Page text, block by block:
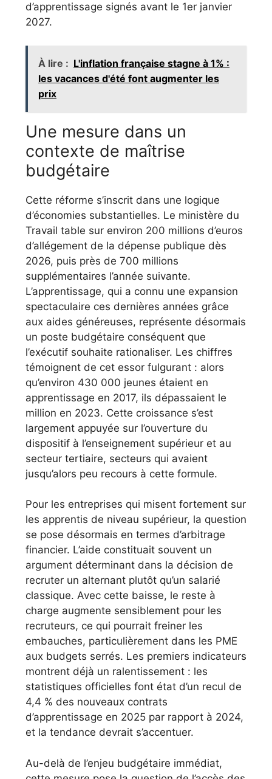
d’apprentissage signés avant le 1er janvier
2027.
À lire : L'inflation française stagne à 1% :
les vacances d'été font augmenter les
prix
Une mesure dans un
contexte de maîtrise
budgétaire
Cette réforme s’inscrit dans une logique
d’économies substantielles. Le ministère du
Travail table sur environ 200 millions d’euros
d’allégement de la dépense publique dès
2026, puis près de 700 millions
supplémentaires l’année suivante.
L’apprentissage, qui a connu une expansion
spectaculaire ces dernières années grâce
aux aides généreuses, représente désormais
un poste budgétaire conséquent que
l’exécutif souhaite rationaliser. Les chiffres
témoignent de cet essor fulgurant : alors
qu’environ 430 000 jeunes étaient en
apprentissage en 2017, ils dépassaient le
million en 2023. Cette croissance s’est
largement appuyée sur l’ouverture du
dispositif à l’enseignement supérieur et au
secteur tertiaire, secteurs qui avaient
jusqu’alors peu recours à cette formule.
Pour les entreprises qui misent fortement sur
les apprentis de niveau supérieur, la question
se pose désormais en termes d’arbitrage
financier. L’aide constituait souvent un
argument déterminant dans la décision de
recruter un alternant plutôt qu’un salarié
classique. Avec cette baisse, le reste à
charge augmente sensiblement pour les
recruteurs, ce qui pourrait freiner les
embauches, particulièrement dans les PME
aux budgets serrés. Les premiers indicateurs
montrent déjà un ralentissement : les
statistiques officielles font état d’un recul de
4,4 % des nouveaux contrats
d’apprentissage en 2025 par rapport à 2024,
et la tendance devrait s’accentuer.
Au-delà de l’enjeu budgétaire immédiat,